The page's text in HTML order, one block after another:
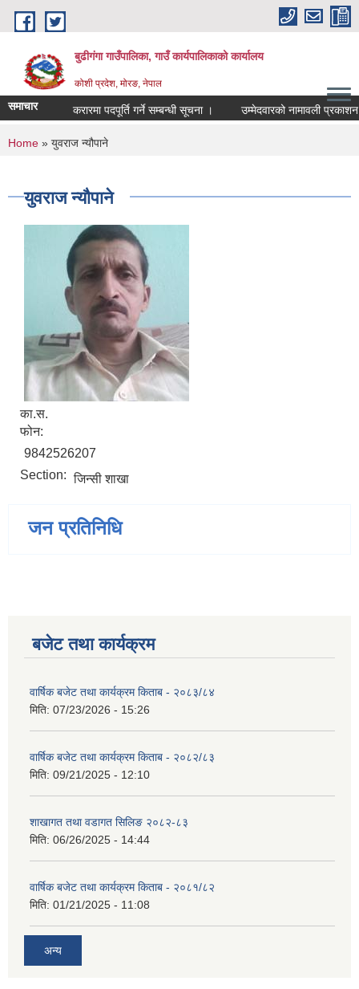
Skip to main content
बुढीगंगा गाउँपालिका, गाउँ कार्यपालिकाको कार्यालय
कोशी प्रदेश, मोरङ, नेपाल
समाचार करारमा पदपूर्ति गर्ने सम्बन्धी सूचना । उम्मेदवारको नामावली
You are here
Home » युवराज न्यौपाने
युवराज न्यौपाने
का.स.
फोन:
9842526207
Section: जिन्सी शाखा
जन प्रतिनिधि
बजेट तथा कार्यक्रम
वार्षिक बजेट तथा कार्यक्रम किताब - २०८३/८४
मिति: 07/23/2026 - 15:26
वार्षिक बजेट तथा कार्यक्रम किताब - २०८२/८३
मिति: 09/21/2025 - 12:10
शाखागत तथा वडागत सिलिङ २०८२-८३
मिति: 06/26/2025 - 14:44
वार्षिक बजेट तथा कार्यक्रम किताब - २०८१/८२
मिति: 01/21/2025 - 11:08
अन्य